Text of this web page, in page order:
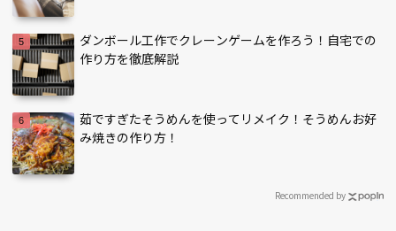
ダンボール工作でクレーンゲームを作ろう！自宅での
作り方を徹底解説
茹ですぎたそうめんを使ってリメイク！そうめんお好
み焼きの作り方！
Recommended by